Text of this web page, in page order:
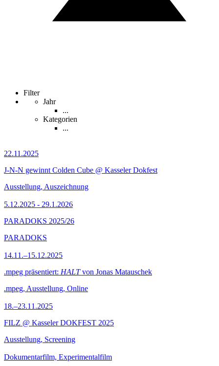
Filter
Jahr
...
Kategorien
...
22.11.2025
J-N-N gewinnt Colden Cube @ Kasseler Dokfest
Ausstellung, Auszeichnung
5.12.2025 - 29.1.2026
PARADOKS 2025/26
PARADOKS
14.11.–15.12.2025
.mpeg präsentiert: HALTvon Jonas Matauschek
.mpeg, Ausstellung, Online
18.–23.11.2025
FILZ @ Kasseler DOKFEST 2025
Ausstellung, Screening
Dokumentarfilm, Experimentalfilm